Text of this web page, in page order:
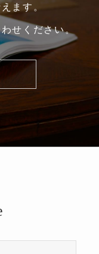
ます。
せください。